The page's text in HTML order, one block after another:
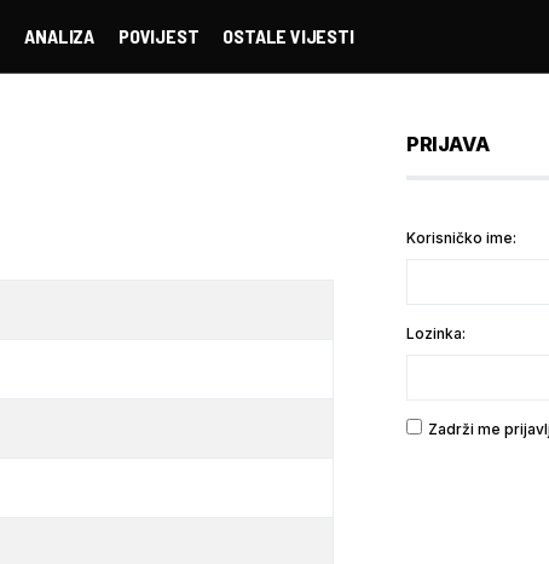
ANALIZA POVIJEST OSTALE VIJESTI
PRIJAVA
Korisničko ime:
Lozinka:
Zadrži me